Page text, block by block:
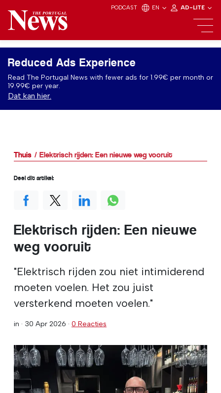
PODCAST EN AD-LITE
Reduced Ads Experience
Read The Portugal News with fewer ads for 1.99€ per month or
19.99€ per year.
Dat kan hier.
Thuis Elektrisch rijden: Een nieuwe weg vooruit
Elektrisch rijden: Een nieuwe
weg vooruit
"Elektrisch rijden zou niet intimiderend
moeten voelen. Het zou juist
versterkend moeten voelen."
in · 30 Apr 2026 · 0 Reacties
Deel dit artikel: